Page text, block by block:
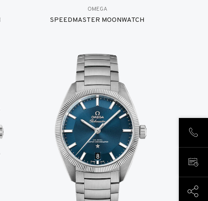
OMEGA
SPEEDMASTER MOONWATCH